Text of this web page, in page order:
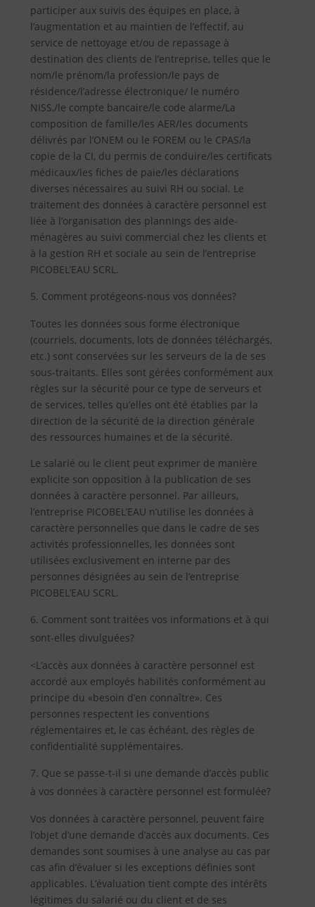
participer aux suivis des équipes en place, à
l’augmentation et au maintien de l’effectif, au
service de nettoyage et/ou de repassage à
destination des clients de l’entreprise, telles que le
nom/le prénom/la profession/le pays de
résidence/l’adresse électronique/ le numéro
NISS,/le compte bancaire/le code alarme/La
composition de famille/les AER/les documents
délivrés par l’ONEM ou le FOREM ou le CPAS/la
copie de la CI, du permis de conduire/les certificats
médicaux/les fiches de paie/les déclarations
diverses nécessaires au suivi RH ou social. Le
traitement des données à caractère personnel est
liée à l’organisation des plannings des aide-
ménagères au suivi commercial chez les clients et
à la gestion RH et sociale au sein de l’entreprise
PICOBEL’EAU SCRL.
Comment protégeons-nous vos données?
Toutes les données sous forme électronique
(courriels, documents, lots de données téléchargés,
etc.) sont conservées sur les serveurs de la de ses
sous-traitants. Elles sont gérées conformément aux
règles sur la sécurité pour ce type de serveurs et
de services, telles qu’elles ont été établies par la
direction de la sécurité de la direction générale
des ressources humaines et de la sécurité.
Le salarié ou le client peut exprimer de manière
explicite son opposition à la publication de ses
données à caractère personnel. Par ailleurs,
l’entreprise PICOBEL’EAU n’utilise les données à
caractère personnelles que dans le cadre de ses
activités professionnelles, les données sont
utilisées exclusivement en interne par des
personnes désignées au sein de l’entreprise
PICOBEL’EAU SCRL.
Comment sont traitées vos informations et à qui
sont-elles divulguées?
<L’accès aux données à caractère personnel est
accordé aux employés habilités conformément au
principe du «besoin d’en connaître». Ces
personnes respectent les conventions
réglementaires et, le cas échéant, des règles de
confidentialité supplémentaires.
Que se passe-t-il si une demande d’accès public
à vos données à caractère personnel est formulée?
Vos données à caractère personnel, peuvent faire
l’objet d’une demande d’accès aux documents. Ces
demandes sont soumises à une analyse au cas par
cas afin d’évaluer si les exceptions définies sont
applicables. L’évaluation tient compte des intérêts
légitimes du salarié ou du client et de ses